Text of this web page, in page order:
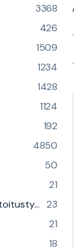
3368
426
1509
1234
1428
1124
192
4850
50
21
Muuraus-, tasoitus- & laatoitustyövälineet 23
21
18